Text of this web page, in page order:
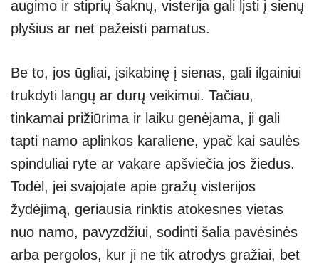
augimo ir stiprių šaknų, visterija gali lįsti į sienų
plyšius ar net pažeisti pamatus.
Be to, jos ūgliai, įsikabinę į sienas, gali ilgainiui
trukdyti langų ar durų veikimui. Tačiau,
tinkamai prižiūrima ir laiku genėjama, ji gali
tapti namo aplinkos karaliene, ypač kai saulės
spinduliai ryte ar vakare apšviečia jos žiedus.
Todėl, jei svajojate apie gražų visterijos
žydėjimą, geriausia rinktis atokesnes vietas
nuo namo, pavyzdžiui, sodinti šalia pavėsinės
arba pergolos, kur ji ne tik atrodys gražiai, bet